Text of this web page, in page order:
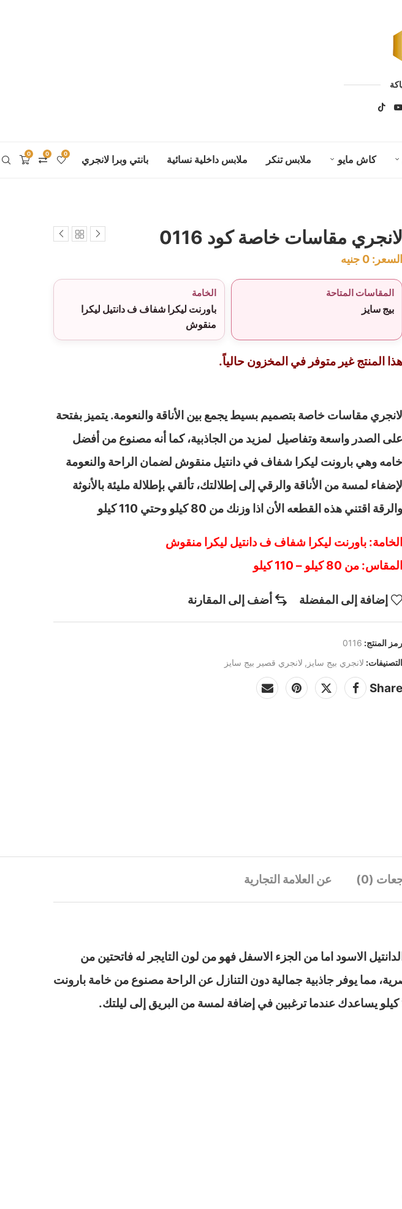
كاش مايو ملابس تنكر ملابس داخلية نسائية بانتي وبرا لانجري 0 0 0
لانجري مقاسات خاصة كود 0116
السعر: 0 جنيه
المقاسات المتاحة
بيج سايز
الخامة
باورنت ليكرا شفاف ف دانتيل ليكرا
منقوش
هذا المنتج غير متوفر في المخزون حالياً.
لانجري مقاسات خاصة بتصميم بسيط يجمع بين الأناقة والنعومة. يتميز بفتحة
على الصدر واسعة وتفاصيل لمزيد من الجاذبية، كما أنه مصنوع من أفضل
خامه وهي بارونت ليكرا شفاف في دانتيل منقوش لضمان الراحة والنعومة
لإضفاء لمسة من الأناقة والرقي إلى إطلالتك، تألقي بإطلالة مليئة بالأنوثة
والرقة اقتني هذه القطعه الأن اذا وزنك من 80 كيلو وحتي 110 كيلو
الخامة: باورنت ليكرا شفاف ف دانتيل ليكرا منقوش
المقاس: من 80 كيلو – 110 كيلو
إضافة إلى المفضلة أضف إلى المقارنة
رمز المنتج: 0116
التصنيفات: لانجري بيج سايز , لانجري قصير بيج سايز
Share
(0) عن العلامة التجارية
الاسود اما من الجزء الاسفل فهو من لون التايجر له فاتحتين من
مما يوفر جاذبية جمالية دون التنازل عن الراحة مصنوع من خامة بارونت